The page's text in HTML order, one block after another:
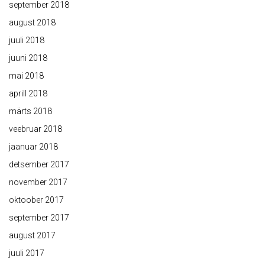
september 2018
august 2018
juuli 2018
juuni 2018
mai 2018
aprill 2018
märts 2018
veebruar 2018
jaanuar 2018
detsember 2017
november 2017
oktoober 2017
september 2017
august 2017
juuli 2017